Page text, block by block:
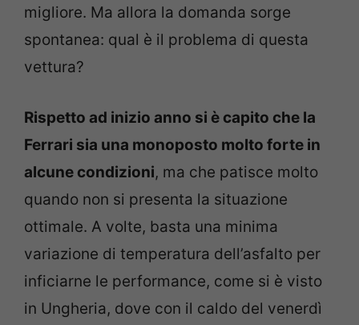
migliore. Ma allora la domanda sorge
spontanea: qual è il problema di questa
vettura?
Rispetto ad inizio anno si è capito che la
Ferrari sia una monoposto molto forte in
alcune condizioni, ma che patisce molto
quando non si presenta la situazione
ottimale. A volte, basta una minima
variazione di temperatura dell’asfalto per
inficiarne le performance, come si è visto
in Ungheria, dove con il caldo del venerdì